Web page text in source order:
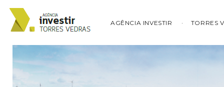
AGÊNCIA INVESTIR TORRES